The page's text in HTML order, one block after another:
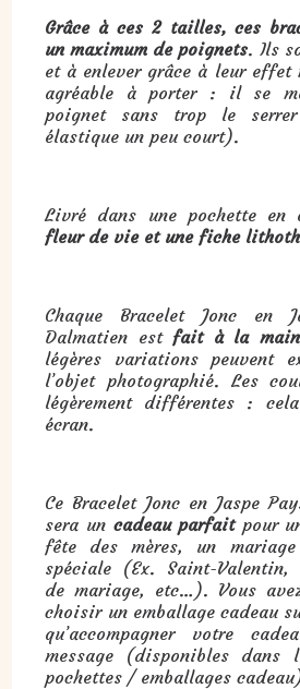
Grâce à ces 2 tailles, ces
un maximum de poignets. Ils
et à enlever grâce à leur
agréable à porter : il se
poignet sans trop le
élastique un peu court).
Livré dans une pochette en
fleur de vie et une fiche
Chaque Bracelet Jonc en
Dalmatien est fait à la main
légères variations peuvent
l’objet photographié. Les
légèrement différentes :
écran.
Ce Bracelet Jonc en Jaspe
sera un cadeau parfaitpour
fête des mères, un
spéciale (Ex. Saint-Valentin,
de mariage, etc…). Vous
choisir un emballage cadeau
qu’accompagner votre
message (disponibles dans
pochettes / emballages